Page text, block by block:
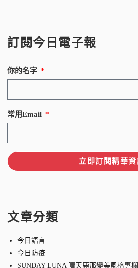
訂閱今日電子報
你的名字
常用Email
立即訂閱精華資
文章分類
今日語言
今日防疫
SUNDAY LUNA 晴天鹿那變美風格專欄